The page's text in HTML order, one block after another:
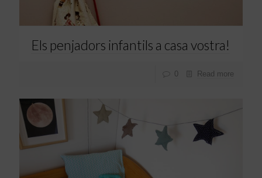
Els penjadors infantils a casa vostra!
0 Read more